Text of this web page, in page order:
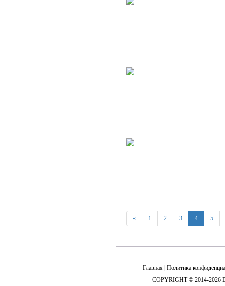
« 1 2 3 4 5
Главная Политика
COPYRIGHT © 2014-2026